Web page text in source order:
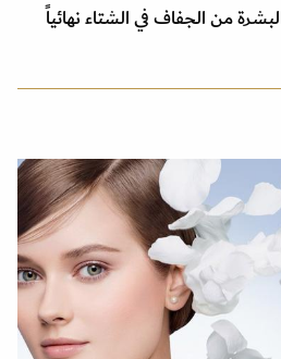
من الجفاف في الشتاء نهائياً